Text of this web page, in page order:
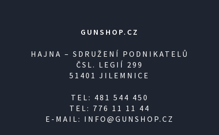
GUNSHOP.CZ
HAJNA – SDRUŽENÍ PODNIKATELŮ
ČSL. LEGIÍ 299
51401 JILEMNICE
TEL: 481 544 450
TEL: 776 11 11 44
E-MAIL: INFO@GUNSHOP.CZ